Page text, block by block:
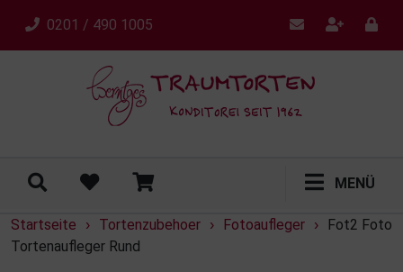
0201 / 490 1005
MENÜ
Startseite › Tortenzubehoer › Fotoaufleger ›
Fot2 Foto
Tortenaufleger Rund